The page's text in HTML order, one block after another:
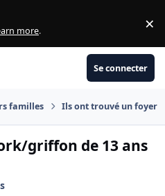
more. ×
Se connecter
familles Ils ont trouvé un foyer
griffon de 13 ans